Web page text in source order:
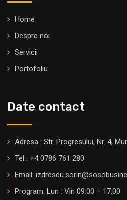
Home
Despre noi
Servicii
Portofoliu
Date contact
Adresa : Str. Progresului, Nr. 4,
Tel : +4 0786 761 280
Email:
Program: Lun : Vin 09:00 – 17:00